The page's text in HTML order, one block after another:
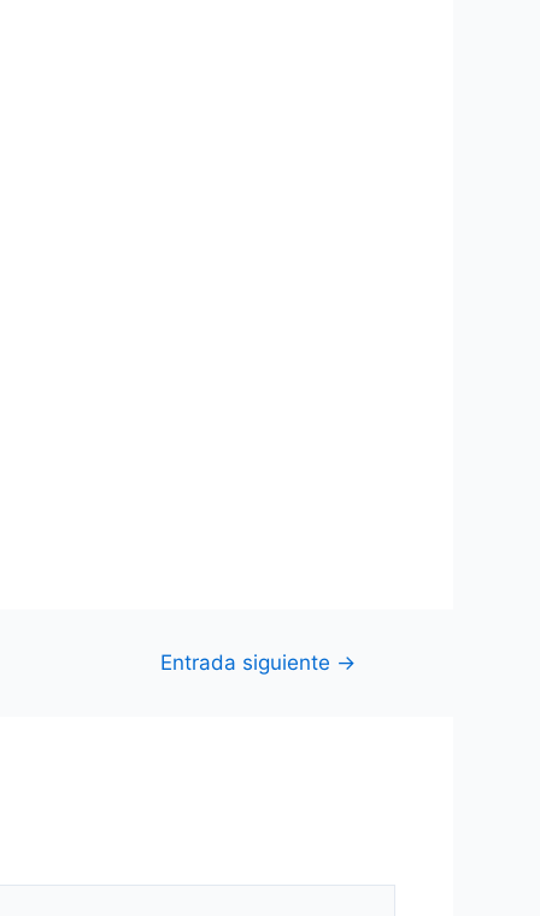
Entrada siguiente →